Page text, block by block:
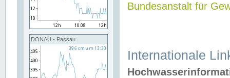
DONAU - Passau
Bundesanstalt für
Internationale